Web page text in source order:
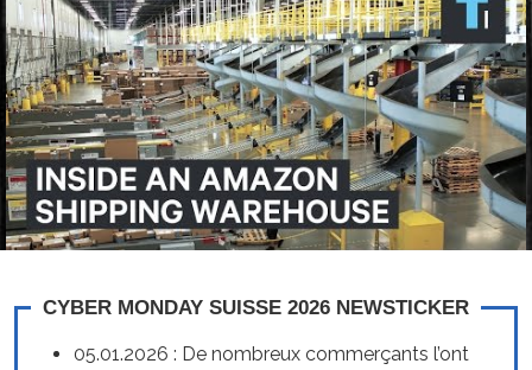
CYBER MONDAY SUISSE 2026 NEWSTICKER
05.01.2026 : De nombreux commerçants l’ont